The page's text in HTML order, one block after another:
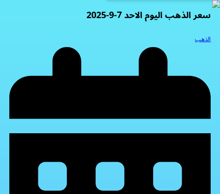
سعر الذهب اليوم الاحد 7-9-2025
الذهب